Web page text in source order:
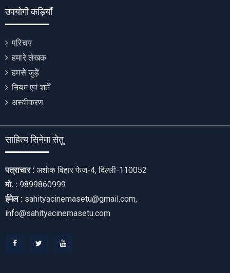
उपयोगी कड़ियाँ
परिचय
हमारे लेखक
हमसे जुड़ें
नियम एवं शर्तें
अस्वीकरण
साहित्य सिनेमा सेतु
पत्राचार : अशोक विहार फेज-4, दिल्ली-110052
मो. : 9899860999
ईमेल : sahityacinemasetu@gmail.com,
info@sahityacinemasetu.com